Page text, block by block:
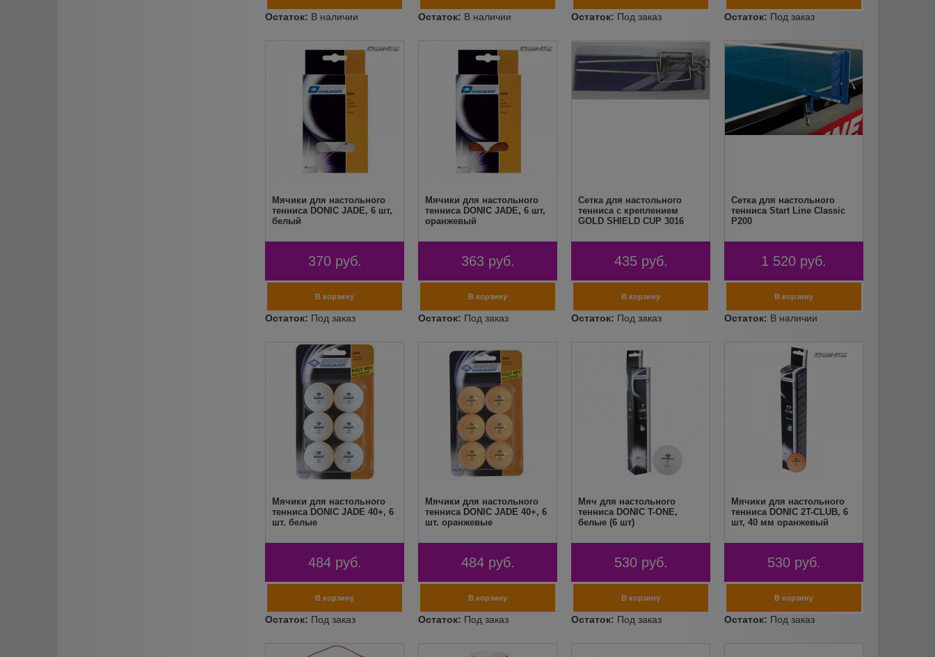
Мячики для настольного
тенниса DONIC JADE, 6 шт,
белый
370 руб.
Мячики для настольного
тенниса DONIC JADE, 6 шт,
оранжевый
363 руб.
Сетка для настольного
тенниса с креплением
GOLD SHIELD CUP 3016
435 руб.
Сетка для настольного
тенниса Start Line Classic
P200
1 520 руб.
Мячики для настольного
тенниса DONIC JADE 40+, 6
шт. белые
484 руб.
Мячики для настольного
тенниса DONIC JADE 40+, 6
шт. оранжевые
484 руб.
Мяч для настольного
тенниса DONIC T-ONE,
белые (6 шт)
530 руб.
Мячики для настольного
тенниса DONIC 2T-CLUB, 6
шт, 40 мм оранжевый
530 руб.